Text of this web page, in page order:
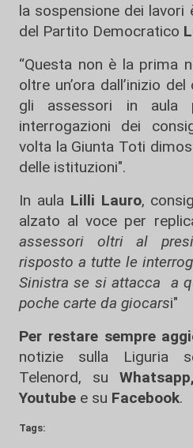
la sospensione dei
del Partito Democratico
“Questa non è la prima
oltre un’ora dall’inizio
gli assessori in aula
interrogazioni dei
volta la Giunta Toti
delle istituzioni".
In aula Lilli Lauro,
alzato al voce per
assessori oltri al
risposto a tutte le
Sinistra se si attacca a
poche carte da giocarsi"
Per restare sempre
notizie sulla Liguria
Telenord, su
Whatsapp,
Youtube e su Facebook.
Tags: